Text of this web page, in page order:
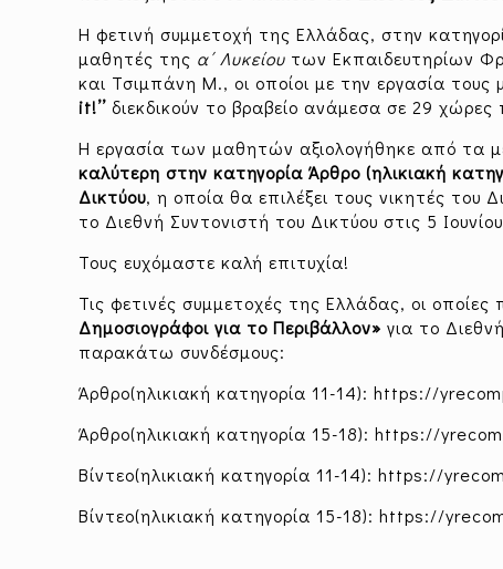
Η φετινή συμμετοχή της Ελλάδας, στην
μαθητές της α΄ Λυκείου των Εκπαιδευτηρίων
και Τσιμπάνη Μ., οι οποίοι με την εργασία τους
it!’’ διεκδικούν το βραβείο ανάμεσα σε 29
Η εργασία των μαθητών αξιολογήθηκε από τα
καλύτερη στην κατηγορία Άρθρο (ηλικιακή
Δικτύου, η οποία θα επιλέξει τους νικητές
το Διεθνή Συντονιστή του Δικτύου στις 5
Τους ευχόμαστε καλή επιτυχία!
Τις φετινές συμμετοχές της Ελλάδας, οι
Δημοσιογράφοι για το Περιβάλλον» για το
παρακάτω συνδέσμους:
Άρθρο(ηλικιακή κατηγορία 11-14): https://
Άρθρο(ηλικιακή κατηγορία 15-18): https://
Βίντεο(ηλικιακή κατηγορία 11-14): https://
Βίντεο(ηλικιακή κατηγορία 15-18): https://